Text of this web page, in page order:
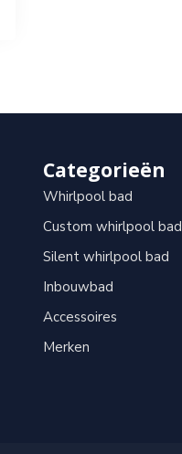
2 jaar
Categorieën
Whirlpool bad
Custom whirlpool bad
Silent whirlpool bad
Inbouwbad
Accessoires
Merken